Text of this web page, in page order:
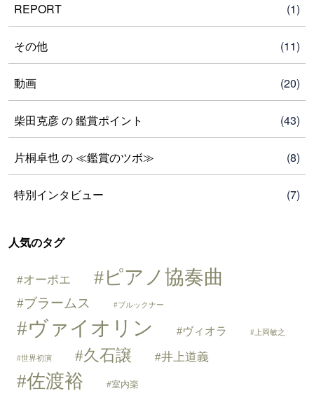
REPORT (1)
その他 (11)
動画 (20)
柴田克彦 の 鑑賞ポイント (43)
片桐卓也 の ≪鑑賞のツボ≫ (8)
特別インタビュー (7)
人気のタグ
オーボエ ピアノ協奏曲
ブラームス ブルックナー
ヴァイオリン ヴィオラ 上岡敏之
世界初演 久石譲 井上道義
佐渡裕 室内楽